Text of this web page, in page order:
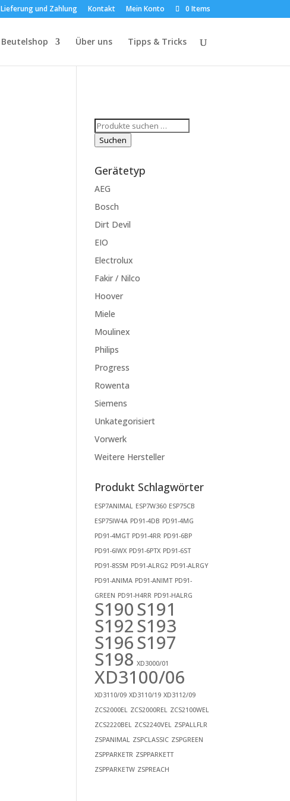
Lieferung und Zahlung Kontakt Mein Konto 0 Items
Beutelshop Über uns Tipps & Tricks
Suchen
nach:
Suchen
Gerätetyp
AEG
Bosch
Dirt Devil
EIO
Electrolux
Fakir / Nilco
Hoover
Miele
Moulinex
Philips
Progress
Rowenta
Siemens
Unkategorisiert
Vorwerk
Weitere Hersteller
Produkt Schlagwörter
ESP7ANIMAL ESP7W360 ESP75CB
ESP75IW4A PD91-4DB PD91-4MG
PD91-4MGT PD91-4RR PD91-6BP
PD91-6IWX PD91-6PTX PD91-6ST
PD91-8SSM PD91-ALRG2 PD91-ALRGY
PD91-ANIMA PD91-ANIMT PD91-
GREEN PD91-H4RR PD91-HALRG
S190S191
S192S193
S196S197
S198 XD3000/01
XD3100/06
XD3110/09 XD3110/19 XD3112/09
ZCS2000EL ZCS2000REL ZCS2100WEL
ZCS2220BEL ZCS2240VEL ZSPALLFLR
ZSPANIMAL ZSPCLASSIC ZSPGREEN
ZSPPARKETR ZSPPARKETT
ZSPPARKETW ZSPREACH